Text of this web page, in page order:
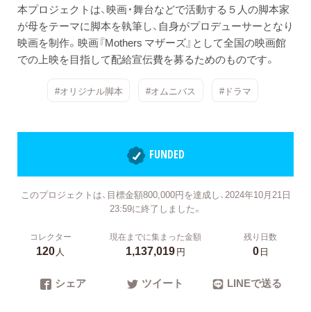
本プロジェクトは、映画・舞台などで活動する５人の脚本家
が母をテーマに脚本を執筆し、自身がプロデューサーとなり
映画を制作。映画『Mothers マザーズ』として全国の映画館
での上映を目指して配給宣伝費を募るためのものです。
#オリジナル脚本 #オムニバス #ドラマ
FUNDED
このプロジェクトは、目標金額800,000円を達成し、2024年10月21日
23:59に終了しました。
コレクター
120人
現在までに集まった金額
1,137,019円
残り日数
0日
シェア ツイート LINEで送る